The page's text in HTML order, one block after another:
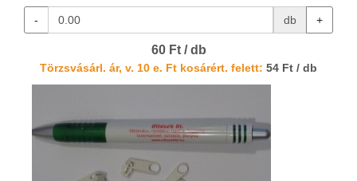
- db +
60 Ft / db
Törzsvásárl. ár, v. 10 e. Ft kosárért. felett: 54 Ft / db